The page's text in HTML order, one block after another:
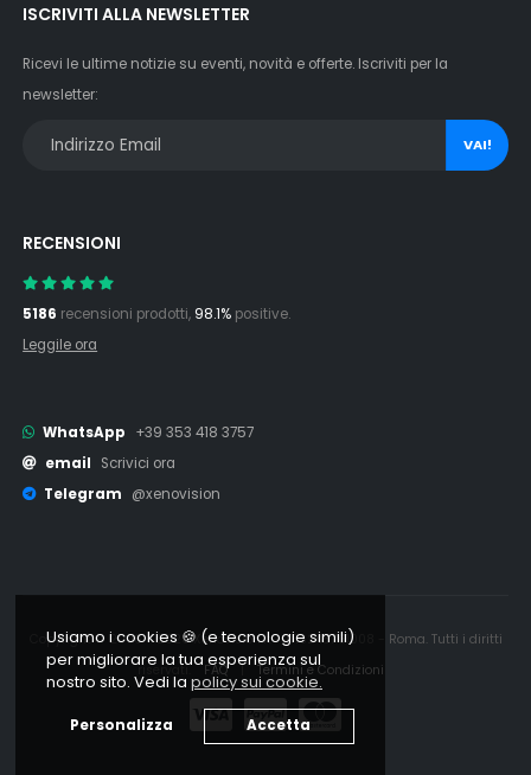
ISCRIVITI ALLA NEWSLETTER
Ricevi le ultime notizie su eventi, novità e offerte. Iscriviti per la
newsletter:
VAI!
RECENSIONI
5186 recensioni prodotti, 98.1% positive.
Leggile ora
WhatsApp
+39 353 418 3757
email
Scrivici ora
Telegram
@xenovision
Copyright © 2006 - 2026 Xenovision.it - IT16245761008 - Roma. Tutti i diritti
riservati.
FAQ | Termini e Condizioni
Usiamo i cookies 🍪 (e tecnologie simili)
per migliorare la tua esperienza sul
nostro sito. Vedi la policy sui cookie.
Personalizza Accetta